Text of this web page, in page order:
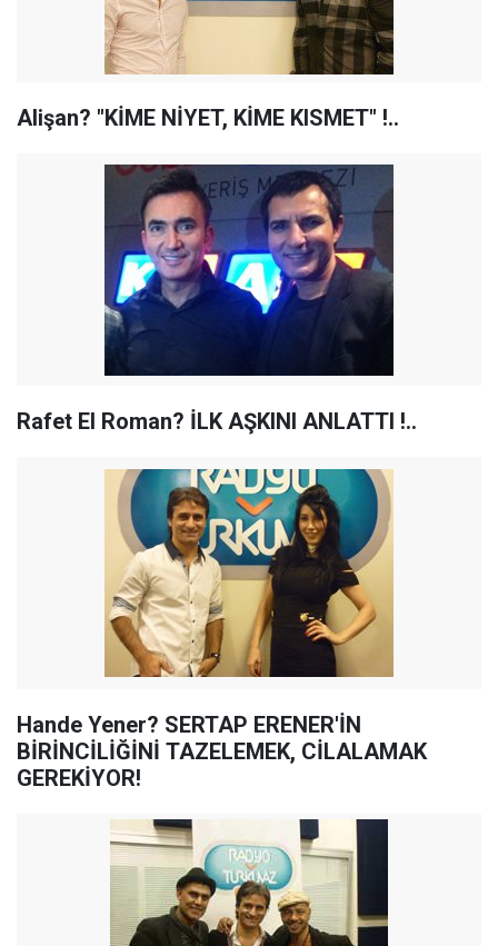
Alişan? "KİME NİYET, KİME KISMET" !..
Rafet El Roman? İLK AŞKINI ANLATTI !..
Hande Yener? SERTAP ERENER'İN
BİRİNCİLİĞİNİ TAZELEMEK, CİLALAMAK
GEREKİYOR!